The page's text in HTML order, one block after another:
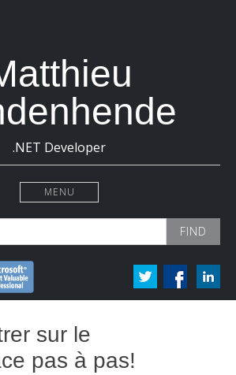
.NET Developer
MENU
for:
sur le
pas à pas!